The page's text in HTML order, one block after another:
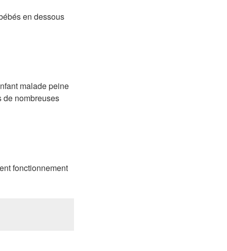
en dessous
malade peine
de nombreuses
fonctionnement